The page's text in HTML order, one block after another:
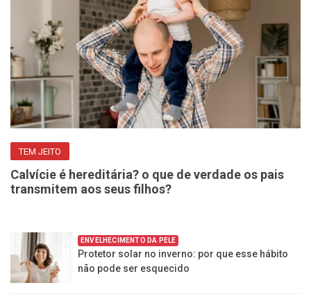
TEM JEITO
Calvície é hereditária? o que de verdade os pais
transmitem aos seus filhos?
ENVELHECIMENTO DA PELE
Protetor solar no inverno: por que esse hábito
não pode ser esquecido